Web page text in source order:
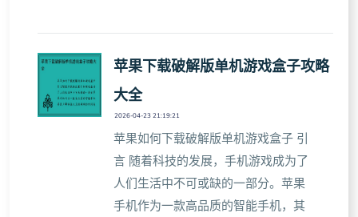
苹果下载破解版单机游戏盒子攻略
大全
2026-04-23 21:19:21
苹果如何下载破解版单机游戏盒子 引
言 随着科技的发展，手机游戏成为了
人们生活中不可或缺的一部分。苹果
手机作为一款高品质的智能手机，其